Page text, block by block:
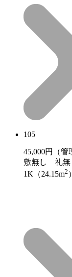
105
45,000円（管
敷無し 礼無
1K（24.15m2 ）